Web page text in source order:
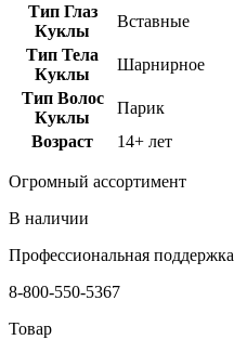
Тип Глаз
Куклы
Вставные
Тип Тела
Куклы
Шарнирное
Тип Волос
Куклы
Парик
Возраст
14+ лет
Огромный ассортимент
В наличии
Профессиональная поддержка
8-800-550-5367
Товар